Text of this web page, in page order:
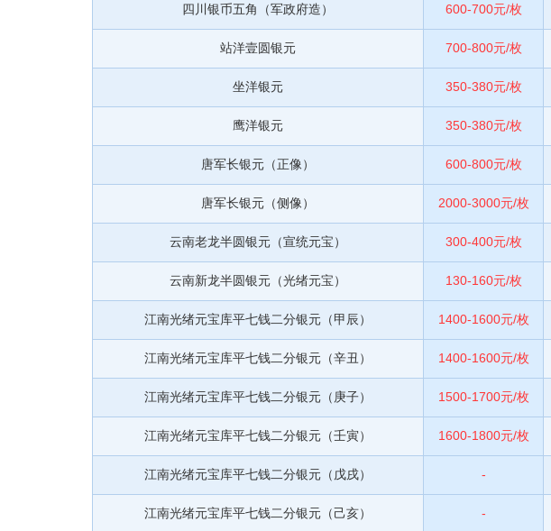
四川银币五角（军政府造） 600-700元/枚
站洋壹圆银元 700-800元/枚
坐洋银元 350-380元/枚
鹰洋银元 350-380元/枚
唐军长银元（正像） 600-800元/枚
唐军长银元（侧像） 2000-3000元/枚
云南老龙半圆银元（宣统元宝） 300-400元/枚
云南新龙半圆银元（光绪元宝） 130-160元/枚
江南光绪元宝库平七钱二分银元（甲辰） 1400-1600元/枚
江南光绪元宝库平七钱二分银元（辛丑） 1400-1600元/枚
江南光绪元宝库平七钱二分银元（庚子） 1500-1700元/枚
江南光绪元宝库平七钱二分银元（壬寅） 1600-1800元/枚
江南光绪元宝库平七钱二分银元（戊戌） -
江南光绪元宝库平七钱二分银元（己亥） -